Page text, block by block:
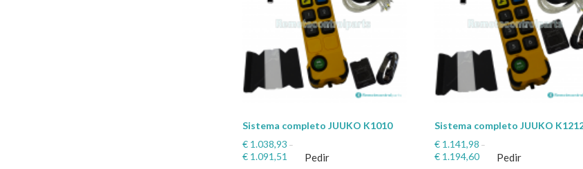
Sistema completo JUUKO K1010
€ 1.038,93 –
€ 1.091,51 Pedir
Sistema completo JUUKO
€ 1.141,98 –
€ 1.194,60 Pedir